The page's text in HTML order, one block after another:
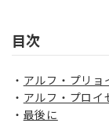
目次
アルフ・プリョ
アルフ・プロイ
最後に